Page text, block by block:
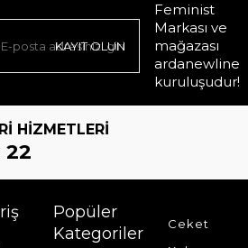
KAYIT OLUN
Feminist
Markası ve
mağazası
ardanewline
kuruluşudur!
HIZMETLERI
22
Popüler
Kategoriler
Ceket